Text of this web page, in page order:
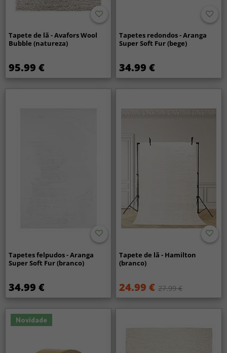
Tapete de lã - Avafors Wool
Bubble (natureza)
95.99 €
Tapetes redondos - Aranga
Super Soft Fur (bege)
34.99 €
Tapetes felpudos - Aranga
Super Soft Fur (branco)
34.99 €
Tapete de lã - Hamilton
(branco)
24.99 € 27.99 €
Novidade